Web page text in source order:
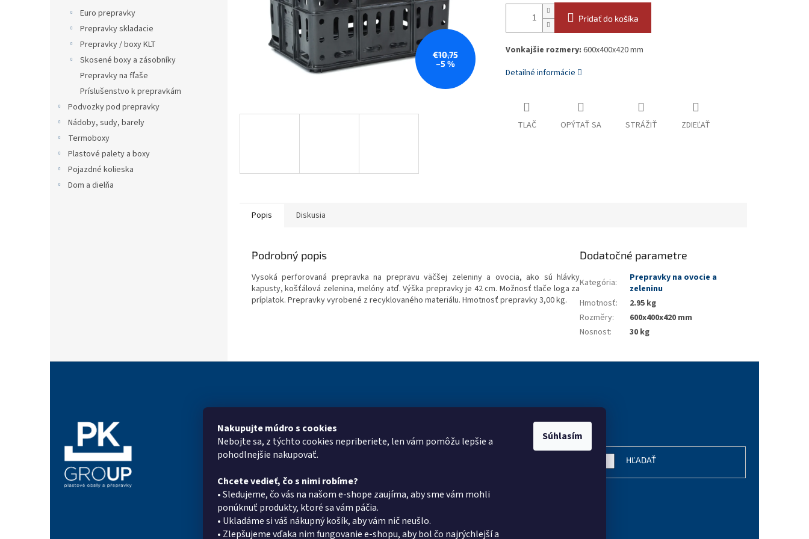
Nakupujte múdro s cookies
Nebojte sa, z týchto cookies nepriberiete, len vám pomôžu lepšie a
pohodlnejšie nakupovať.
Chcete vedieť, čo s nimi robíme?
• Sledujeme, čo vás na našom e-shope zaujíma, aby sme vám mohli
ponúknuť produkty, ktoré sa vám páčia.
• Ukladáme si váš nákupný košík, aby vám nič neušlo.
• Zlepšujeme vďaka nim fungovanie e-shopu, aby bol čo najrýchlejší a
Súhlasím
Euro prepravky
Prepravky skladacie
Prepravky / boxy KLT
Skosené boxy a zásobníky
Prepravky na fľaše
Príslušenstvo k prepravkám
Podvozky pod prepravky
Nádoby, sudy, barely
Termoboxy
Plastové palety a boxy
Pojazdné kolieska
Dom a dielňa
€10,75
–5 %
Pridať do košíka
Vonkajšie rozmery: 600x400x420 mm
Detailné informácie
TLAČ OPÝTAŤ SA STRÁŽIŤ ZDIEĽAŤ
Popis Diskusia
Podrobný popis
Vysoká perforovaná prepravka na prepravu väčšej zeleniny a ovocia, ako sú hlávky
kapusty, košťálová zelenina, melóny atď. Výška prepravky je 42 cm. Možnosť tlače loga za
príplatok. Prepravky vyrobené z recyklovaného materiálu. Hmotnosť prepravky 3,00 kg.
Dodatočné parametre
Kategória:
Prepravky na ovocie a
zeleninu
Hmotnosť:
2.95 kg
Rozměry:
600x400x420 mm
Nosnost: 30 kg
Informácie pre vás
Prečo PK Group
Kontakty
Doprava a platba
Systém zliav PK Group.sk
Referencie
+420734621131
Vyhľadávanie
HĽADAŤ